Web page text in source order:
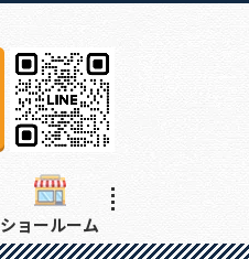
ショールーム